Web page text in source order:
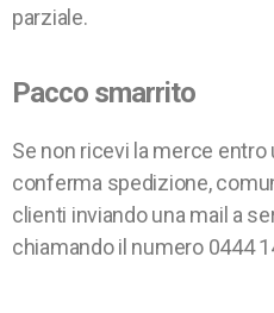
parziale.
Pacco smarrito
Se non ricevi la merce entro
conferma spedizione,
clienti inviando una mail a
chiamando il numero 0444